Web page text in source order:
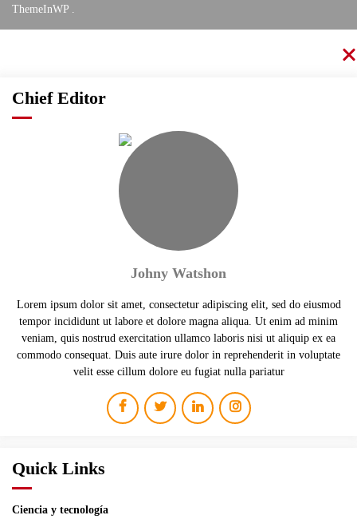
ThemeInWP
Chief Editor
Johny Watshon
Lorem ipsum dolor sit amet, consectetur adipiscing elit, sed do eiusmod
tempor incididunt ut labore et dolore magna aliqua. Ut enim ad minim
veniam, quis nostrud exercitation ullamco laboris nisi ut aliquip ex ea
commodo consequat. Duis aute irure dolor in reprehenderit in voluptate
velit esse cillum dolore eu fugiat nulla pariatur
Quick Links
Ciencia y tecnología